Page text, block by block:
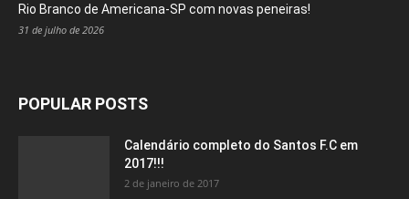
Rio Branco de Americana-SP com novas peneiras!
31 de julho de 2026
POPULAR POSTS
Calendário completo do Santos F.C em
2017!!!
2 de janeiro de 2017